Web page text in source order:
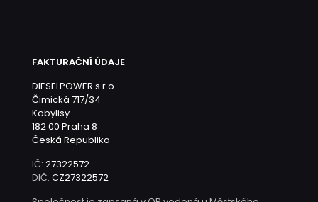
FAKTURAČNÍ ÚDAJE
DIESELPOWER s.r.o.
Čimická 717/34
Kobylisy
182 00 Praha 8
Česká Republika
IČ: 27322572
DIČ: CZ27322572